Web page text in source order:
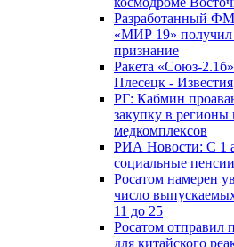
Разработанный
«МИР 19» получил
признание
Ракета «Союз-
Плесецк - Известия
РГ: Кабмин
закупку в
медкомплексов
РИА Новости: С 1
социальные пенсии
Росатом намерен
число
11 до 25
Росатом отправил
для китайского